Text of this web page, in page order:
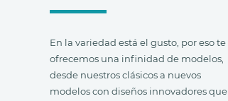
En la variedad está el gusto, por eso te
ofrecemos una infinidad de modelos,
desde nuestros clásicos a nuevos
modelos con diseños innovadores que